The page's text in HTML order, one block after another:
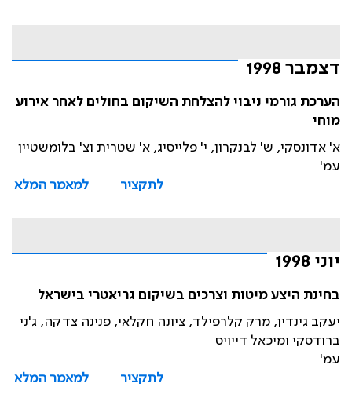
דצמבר 1998
הערכת גורמי ניבוי להצלחת השיקום בחולים לאחר אירוע
מוחי
א' אדונסקי, ש' לבנקרון, י' פלייסיג, א' שטרית וצ' בלומשטיין
עמ'
לתקציר
למאמר המלא
יוני 1998
בחינת היצע מיטות וצרכים בשיקום גריאטרי בישראל
יעקב גינדין, מרק קלרפילד, ציונה חקלאי, פנינה צדקה, ג'ני
ברודסקי ומיכאל דייויס
עמ'
לתקציר
למאמר המלא